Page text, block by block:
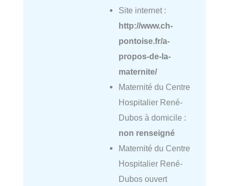
Site internet :
http://www.ch-
pontoise.fr/a-
propos-de-la-
maternite/
Maternité du Centre
Hospitalier René-
Dubos à domicile :
non renseigné
Maternité du Centre
Hospitalier René-
Dubos ouvert